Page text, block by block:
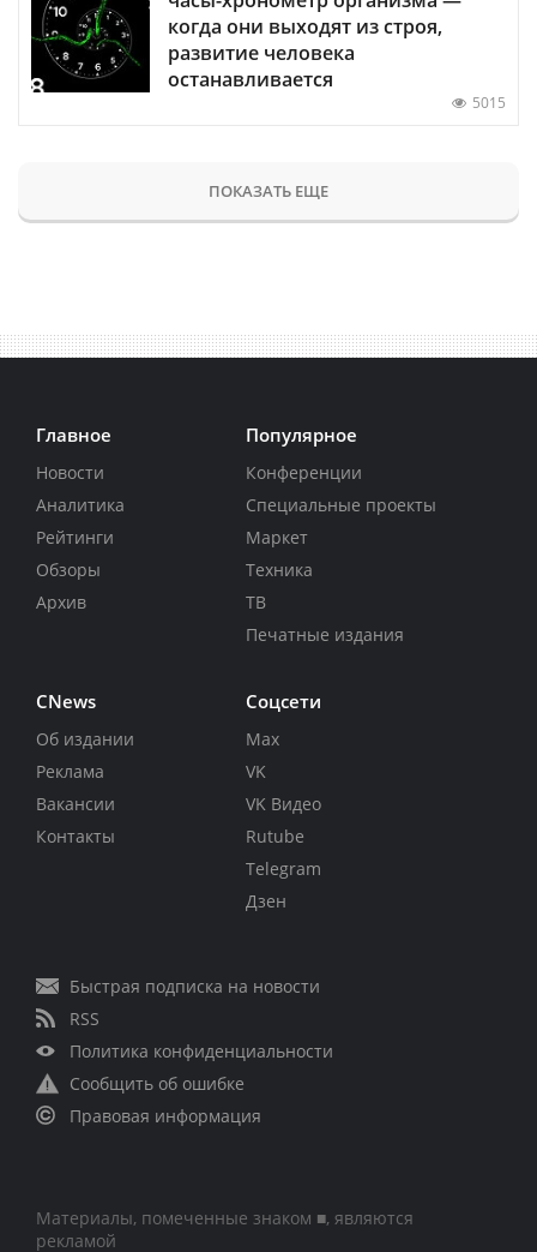
когда они выходят из строя,
развитие человека
останавливается
5015
ПОКАЗАТЬ ЕЩЕ
Главное
Новости
Аналитика
Рейтинги
Обзоры
Архив
Популярное
Конференции
Специальные проекты
Маркет
Техника
ТВ
Печатные издания
CNews
Об издании
Реклама
Вакансии
Контакты
Соцсети
Max
VK
VK Видео
Rutube
Telegram
Дзен
Быстрая подписка на новости
RSS
Политика конфиденциальности
Сообщить об ошибке
Правовая информация
Материалы, помеченные знаком ■, являются
рекламой